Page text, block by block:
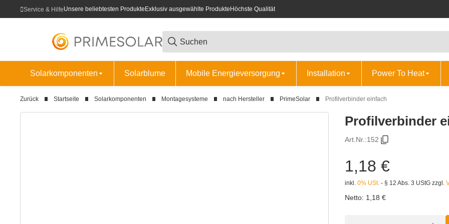
Service & HilfeUnsere beliebtesten Produkte Exklusiv ausgewählte Produkte Höchste Qualität
Solarkomponenten Solarblume Mobile Energieversorgung Installation Power To Heat
Zurück Startseite Solarkomponenten Montagesysteme nach Hersteller PrimeSolar Profilverbinder einfach
Profilverbinder
Art.Nr.:152
1,18 €
inkl. 0% USt. - § 12 Abs. 3 UStG zzgl.
Netto: 1,18 €